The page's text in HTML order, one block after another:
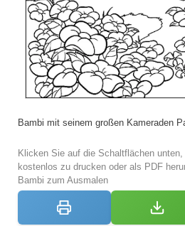
Bambi mit seinem großen Kameraden
Klicken Sie auf die Schaltflächen
kostenlos zu drucken oder als PDF
Bambi zum Ausmalen